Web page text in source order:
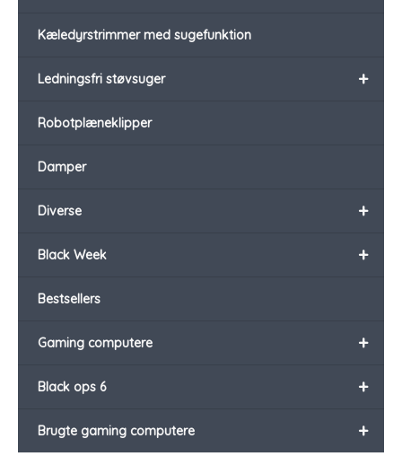
Kæledyrstrimmer med sugefunktion
+
Ledningsfri støvsuger
Robotplæneklipper
Damper
+
Diverse
+
Black Week
Bestsellers
+
Gaming computere
+
Black ops 6
+
Brugte gaming computere